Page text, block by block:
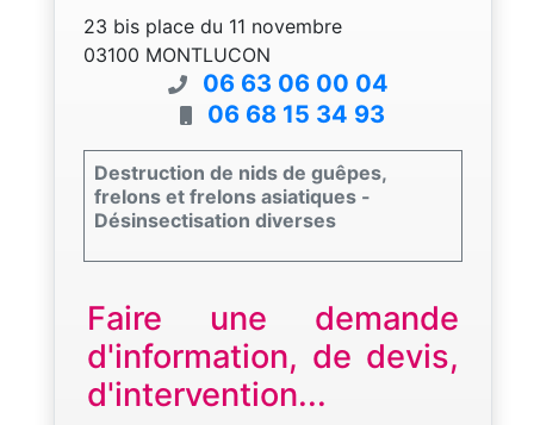
23 bis place du 11 novembre
03100 MONTLUCON
06 63 06 00 04
06 68 15 34 93
Destruction de nids de guêpes,
frelons et frelons asiatiques -
Désinsectisation diverses
Faire une demande
d'information, de devis,
d'intervention...